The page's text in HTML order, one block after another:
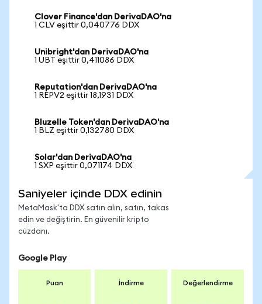
Clover Finance'dan DerivaDAO'na
1 CLV eşittir 0,040776 DDX
Unibright'dan DerivaDAO'na
1 UBT eşittir 0,411086 DDX
Reputation'dan DerivaDAO'na
1 REPV2 eşittir 18,1931 DDX
Bluzelle Token'dan DerivaDAO'na
1 BLZ eşittir 0,132780 DDX
Solar'dan DerivaDAO'na
1 SXP eşittir 0,071174 DDX
Saniyeler içinde DDX edinin
MetaMask'ta DDX satın alın, satın, takas
edin ve değiştirin. En güvenilir kripto
cüzdanı.
Google Play
Puan İndirme Değerlendirme